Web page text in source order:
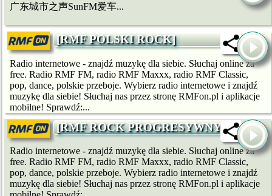
广东城市之声SunFM爱车...
[RMF POLSKI ROCK]
Radio internetowe - znajdź muzykę dla siebie. Słuchaj online za
free. Radio RMF FM, radio RMF Maxxx, radio RMF Classic,
pop, dance, polskie przeboje. Wybierz radio internetowe i znajdź
muzykę dla siebie! Słuchaj nas przez stronę RMFon.pl i aplikacje
mobilne! Sprawdź:...
[RMF ROCK PROGRESYWNY]
Radio internetowe - znajdź muzykę dla siebie. Słuchaj online za
free. Radio RMF FM, radio RMF Maxxx, radio RMF Classic,
pop, dance, polskie przeboje. Wybierz radio internetowe i znajdź
muzykę dla siebie! Słuchaj nas przez stronę RMFon.pl i aplikacje